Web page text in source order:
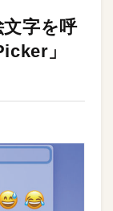
字を呼
」